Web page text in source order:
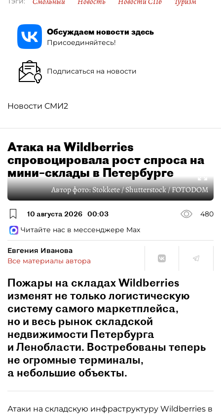
Обсуждаем новости здесь
Присоединяйтесь!
Подписаться на новости
Новости СМИ2
Атака на Wildberries
спровоцировала рост спроса на
мини–склады в Петербурге
Автор фото:Stokkete / Shutterstock / FOTODOM
10 августа 2026 00:03
480
Читайте нас в мессенджере Max
Евгения Иванова
Все материалы автора
Пожары на складах Wildberries
изменят не только логистическую
систему самого маркетплейса,
но и весь рынок складской
недвижимости Петербурга
и Ленобласти. Востребованы теперь
не огромные терминалы,
а небольшие объекты.
Атаки на складскую инфраструктуру Wildberries в